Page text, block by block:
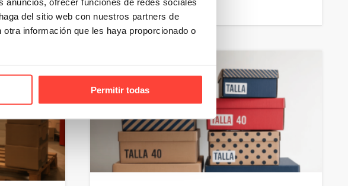
del sitio web con nuestros partners de
información que les haya proporcionado o
Permitir todas